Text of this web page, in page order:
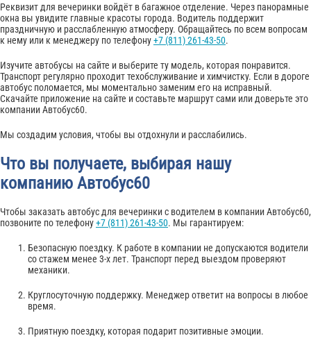
Реквизит для вечеринки войдёт в багажное отделение. Через панорамные
окна вы увидите главные красоты города. Водитель поддержит
праздничную и расслабленную атмосферу. Обращайтесь по всем вопросам
к нему или к менеджеру по телефону+7 (811) 261-43-50.
Изучите автобусы на сайте и выберите ту модель, которая понравится.
Транспорт регулярно проходит техобслуживание и химчистку. Если в дороге
автобус поломается, мы моментально заменим его на исправный.
Скачайте приложение на сайте и составьте маршрут сами или доверьте это
компании Автобус60.
Мы создадим условия, чтобы вы отдохнули и расслабились.
Что вы получаете, выбирая нашу
компанию Автобус60
Чтобы заказать автобус для вечеринки с водителем в компании Автобус60,
позвоните по телефону+7 (811) 261-43-50. Мы гарантируем:
Безопасную поездку. К работе в компании не допускаются водители
со стажем менее 3-х лет. Транспорт перед выездом проверяют
механики.
Круглосуточную поддержку. Менеджер ответит на вопросы в любое
время.
Приятную поездку, которая подарит позитивные эмоции.